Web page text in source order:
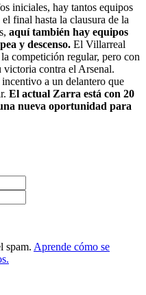
iniciales, hay tantos equipos
final hasta la clausura de la
aquí también hay equipos
y descenso. El Villarreal
competición regular, pero con
victoria contra el Arsenal.
a un delantero que
El actual Zarra está con 20
nueva oportunidad para
spam. Aprende cómo se